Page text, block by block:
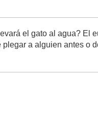
el gato al agua? El
a alguien antes o